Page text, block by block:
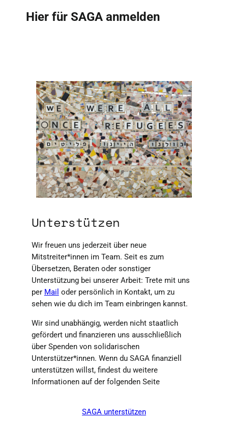
Hier für SAGA anmelden
Unterstützen
Wir freuen uns jederzeit über neue
Mitstreiter*innen im Team. Seit es zum
Übersetzen, Beraten oder sonstiger
Unterstützung bei unserer Arbeit: Trete mit uns
per Mail oder persönlich in Kontakt, um zu
sehen wie du dich im Team einbringen kannst.
Wir sind unabhängig, werden nicht staatlich
gefördert und finanzieren uns ausschließlich
über Spenden von solidarischen
Unterstützer*innen. Wenn du SAGA finanziell
unterstützen willst, findest du weitere
Informationen auf der folgenden Seite
SAGA unterstützen